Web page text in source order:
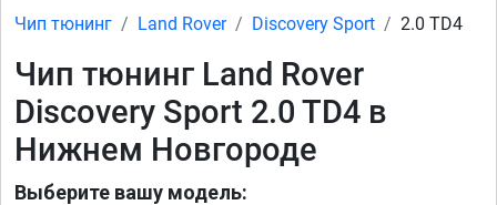
Чип тюнинг Land Rover Discovery Sport 2.0 TD4
Чип тюнинг Land Rover
Discovery Sport 2.0 TD4 в
Нижнем Новгороде
Выберите вашу модель: